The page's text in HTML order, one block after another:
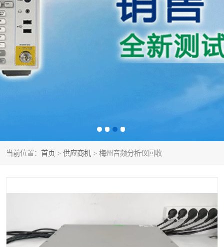
当前位置： 首页 > 供应商机 > 梅州音频分析仪回收
蓝牙测试仪 网络分析仪
过程校验仪 电桥测试仪
泰克示波器
函数信号发生器
校准仪 阻抗分析仪